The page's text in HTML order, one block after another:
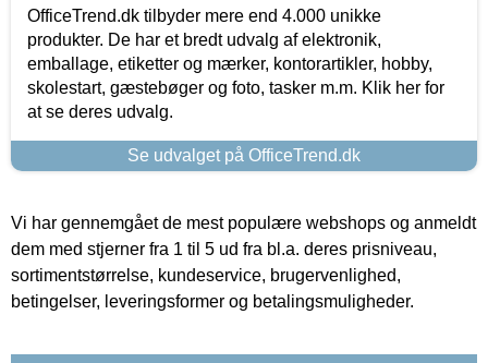
OfficeTrend.dk tilbyder mere end 4.000 unikke
produkter. De har et bredt udvalg af elektronik,
emballage, etiketter og mærker, kontorartikler, hobby,
skolestart, gæstebøger og foto, tasker m.m. Klik her for
at se deres udvalg.
Se udvalget på OfficeTrend.dk
Vi har gennemgået de mest populære webshops og anmeldt
dem med stjerner fra 1 til 5 ud fra bl.a. deres prisniveau,
sortimentstørrelse, kundeservice, brugervenlighed,
betingelser, leveringsformer og betalingsmuligheder.